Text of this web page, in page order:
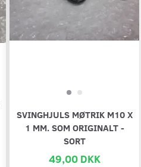
SVINGHJULS MØTRIK M10 X
1 MM. SOM ORIGINALT -
SORT
49,00 DKK